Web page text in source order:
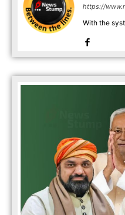
https://
With the